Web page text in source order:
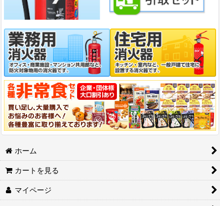
ホーム
カートを見る
マイページ